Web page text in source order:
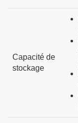
Capacité de
stockage